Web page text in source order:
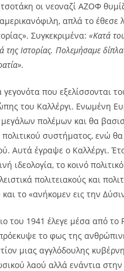
οι νεοναζί ΑΖΟΦ
απλά το έθεσε
Συγκεκριμένα: «Κατά
Ιστορίας. Πολεμήσαμε
που εξελίσσονται
του Καλλέργι. Ενωμένη
πολέμων και θα
συστήματος, ενώ
Αυτά έγραψε ο Καλλέργι.
ιδεολογία, το κοινό
πολιτειακούς και
και το «ανήκομεν εις την
του 1941 έλεγε μέσα από το
το φως της
μιας αγγλόδουλης
λαού αλλά ενάντια στην